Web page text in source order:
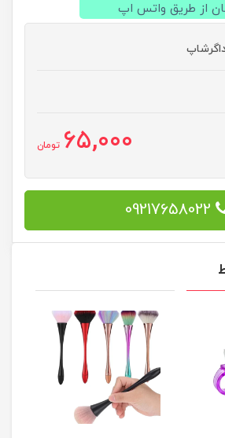
از طریق واتس اپ
65,000 تومان
09217658022